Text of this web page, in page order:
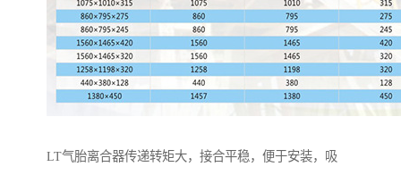
LT气胎离合器传递转矩大，接合平稳，便于安装，吸